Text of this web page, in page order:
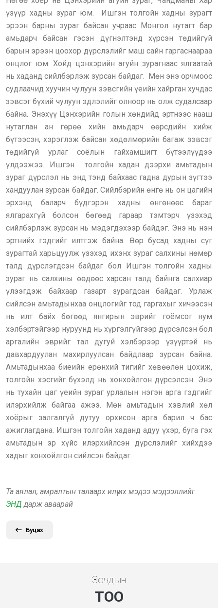
үзүүр хадны зураг юм. Ишгэн толгойн хадны зурагт
эрээн барны зураг байсан учраас Монгол нутагт бар
амьдарч байсан гэсэн дүгнэлтэнд хүрсэн төдийгүй
барын эрээн цоохор дүрслэлийг маш сайн гаргаснаараа
онцлог юм. Хойд цэнхэрийн агуйн зурагнаас ялгаатай
нь хаданд сийлбэрлэж зурсан байдаг. Мөн энэ орчмоос
судлаачид хуучин чулуун зэвсгийн үеийн хайрган хучдас
зэвсэг бүхий чулуун эдлэлийг олноор нь олж судалсаар
байна. Энэхүү Цэнхэрийн голын хөндийд эртнээс нааш
нутаглан ан гөрөө хийн амьдарч өөрсдийн хийж
бүтээсэн, хэрэглэж байсан хөдөлмөрийн багаж зэвсэг
төдийгүй урлаг соёлын гайхамшигт бүтээлүүдээ
үлдээжээ. Ишгэн толгойн хадан дээрхи амьтадын
зураг дүрслэл нь энд тэнд байхаас гадна дурын зүгтээ
хандуулан зурсан байдаг. Сийлбэрийн өнгө нь он цагийн
эрхэнд баларч бүдгэрэн хадны өнгөнөөс бараг
ялгарахгүй болсон бөгөөд гараар тэмтэрч үзэхэд
сийлбэрлэж зурсан нь мэдэгдэхээр байдэг. Энэ нь нэн
эртнийх гэдгийг илтгэж байна. Өөр бусад хадны сүг
зурагтай харьцуулж үзэхэд ихэнх зураг салхины нөмөр
талд дүрслэгдсэн байдаг бол Ишгэн толгойн хадны
зураг нь салхины өөдөөс харсан талд байнга салхиар
үлээгдэж байхаар газарт зурагдсан байдаг. Урлаж
сийлсэн амьтадынхаа онцлогийг тод гаргахыг хичээсэн
нь илт байх бөгөөд янгирын эврийг гоёмсог нум
хэлбэртэйгээр нуруунд нь хүргэлгүйгээр дүрсэлсэн бол
аргалийн эврийг тал дугуй хэлбэрээр үзүүртэй нь
давхардуулан махирлуулсан байдлаар зурсан байна.
Амьтадынхаа биеийн ерөнхий тигийг хөвөөлөн цохиж,
толгойн хэсгийг бүхэлд нь хонхойлгон дүрсэлсэн. Энэ
нь тухайн цаг үеийн зураг урлалын нэгэн арга гэдгийг
илэрхийлж байгаа ажээ. Мөн амьтадын хэвлий хөл
хоёрыг залгалгүй дутуу орхисон арга барил ч бас
ажиглагдана. Ишгэн толгойн хаданд адуу үхэр, буга гэх
амьтадын эр хүйс илэрхийлсэн дүрслэлийг хийхдээ
хадыг хонхойлгон сийлсэн байдаг.
Та аялал, амралтын талаарх илүү их мэдээ мэдээллийг
ЭНД дарж аваарай
Буцах
Зочдын
ТОО